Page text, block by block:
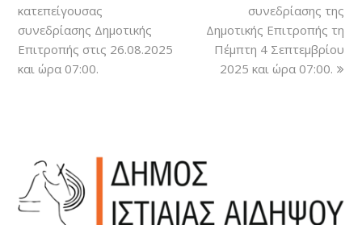
κατεπείγουσας
συνεδρίασης Δημοτικής
Επιτροπής στις 26.08.2025
και ώρα 07:00.
συνεδρίασης της
Δημοτικής Επιτροπής τη
Πέμπτη 4 Σεπτεμβρίου
2025 και ώρα 07:00.